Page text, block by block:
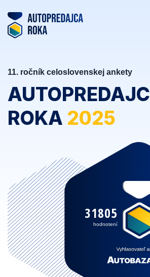
11. ročník celoslovenskej ankety
ROKA 2025
31805
hodnotení